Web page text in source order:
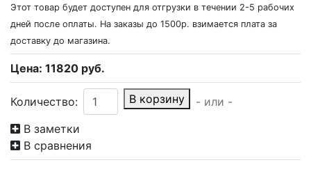
Этот товар будет доступен для отгрузки в течении 2-5 рабочих
дней после оплаты. На заказы до 1500р. взимается плата за
доставку до магазина.
Цена: 11820 руб.
Количество: В корзину
- или -
В заметки
В сравнения